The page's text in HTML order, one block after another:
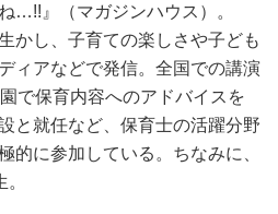
…!!』（マガジンハウス）。
かし、子育ての楽しさや子ども
ィアなどで発信。全国での講演
で保育内容へのアドバイスを
と就任など、保育士の活躍分野
的に参加している。ちなみに、